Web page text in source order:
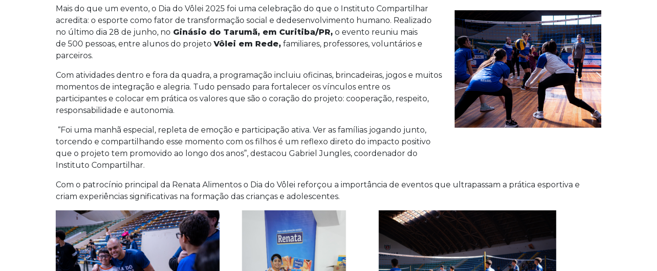
Mais do que um evento, o Dia do Vôlei 2025 foi uma celebração do que o Instituto Compartilhar
acredita: o esporte como fator de transformação social e dedesenvolvimento humano. Realizado
no último dia 28 de junho, no Ginásio do Tarumã, em Curitiba/PR, o evento reuniu mais
de 500 pessoas, entre alunos do projeto Vôlei em Rede, familiares, professores, voluntários e
parceiros.
Com atividades dentro e fora da quadra, a programação incluiu oficinas, brincadeiras, jogos e muitos
momentos de integração e alegria. Tudo pensado para fortalecer os vínculos entre os
participantes e colocar em prática os valores que são o coração do projeto: cooperação, respeito,
responsabilidade e autonomia.
“Foi uma manhã especial, repleta de emoção e participação ativa. Ver as famílias jogando junto,
torcendo e compartilhando esse momento com os filhos é um reflexo direto do impacto positivo
que o projeto tem promovido ao longo dos anos”, destacou Gabriel Jungles, coordenador do
Instituto Compartilhar.
Com o patrocínio principal da Renata Alimentos o Dia do Vôlei reforçou a importância de eventos que ultrapassam a prática esportiva e
criam experiências significativas na formação das crianças e adolescentes.